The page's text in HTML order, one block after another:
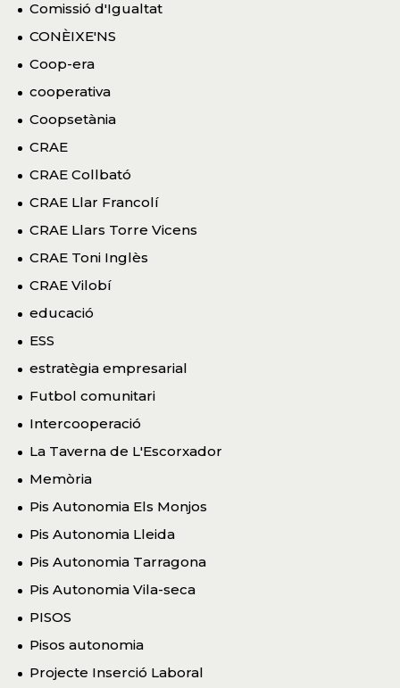
Comissió d'Igualtat
CONÈIXE'NS
Coop-era
cooperativa
Coopsetània
CRAE
CRAE Collbató
CRAE Llar Francolí
CRAE Llars Torre Vicens
CRAE Toni Inglès
CRAE Vilobí
educació
ESS
estratègia empresarial
Futbol comunitari
Intercooperació
La Taverna de L'Escorxador
Memòria
Pis Autonomia Els Monjos
Pis Autonomia Lleida
Pis Autonomia Tarragona
Pis Autonomia Vila-seca
PISOS
Pisos autonomia
Projecte Inserció Laboral